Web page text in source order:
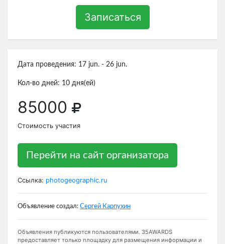
Записаться
Дата проведения: 17 jun. - 26 jun.
Кол-во дней: 10 дня(ей)
85000
Стоимость участия
Перейти на сайт организатора
Ссылка: photogeographic.ru
Объявление создал: Сергей Карпухин
Объявления публикуются пользователями. 35AWARDS
предоставляет только площадку для размещения информации и